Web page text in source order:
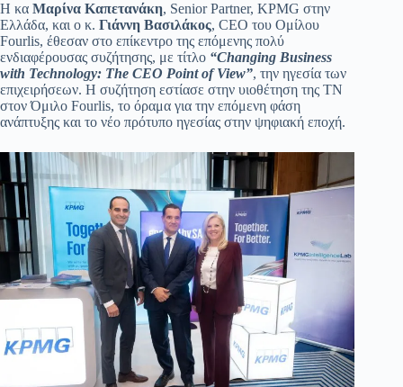
Η κα Μαρίνα Καπετανάκη, Senior Partner, KPMG στην
Ελλάδα, και ο κ. Γιάννη Βασιλάκος, CEO του Ομίλου
Fourlis, έθεσαν στο επίκεντρο της επόμενης πολύ
ενδιαφέρουσας συζήτησης, με τίτλο “Changing Business
with Technology: The CEO Point of View”, την ηγεσία των
επιχειρήσεων. Η συζήτηση εστίασε στην υιοθέτηση της ΤΝ
στον Όμιλο Fourlis, το όραμα για την επόμενη φάση
ανάπτυξης και το νέο πρότυπο ηγεσίας στην ψηφιακή εποχή.